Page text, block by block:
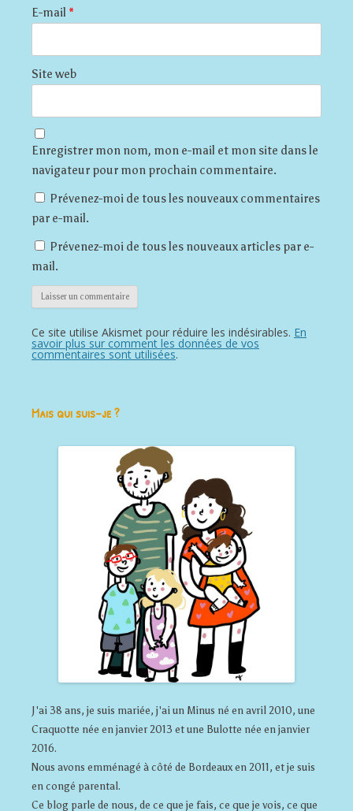
E-mail *
Site web
Enregistrer mon nom, mon e-mail et mon site dans le
navigateur pour mon prochain commentaire.
Prévenez-moi de tous les nouveaux commentaires
par e-mail.
Prévenez-moi de tous les nouveaux articles par e-
mail.
Ce site utilise Akismet pour réduire les indésirables. En
savoir plus sur comment les données de vos
commentaires sont utilisées.
Mais qui suis-je ?
J'ai 38 ans, je suis mariée, j'ai un Minus né en avril 2010, une
Craquotte née en janvier 2013 et une Bulotte née en janvier
2016.
Nous avons emménagé à côté de Bordeaux en 2011, et je suis
en congé parental.
Ce blog parle de nous, de ce que je fais, ce que je vois, ce que